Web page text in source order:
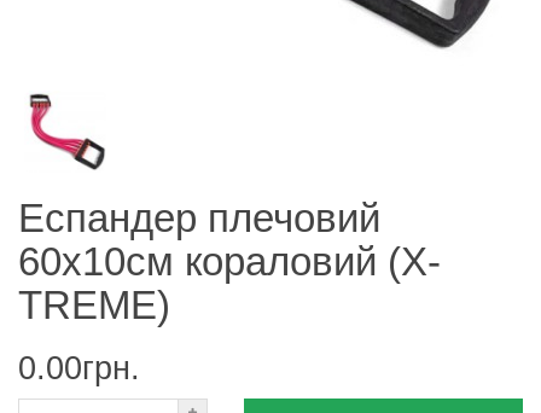
Еспандер плечовий
60x10см кораловий (X-
TREME)
0.00грн.